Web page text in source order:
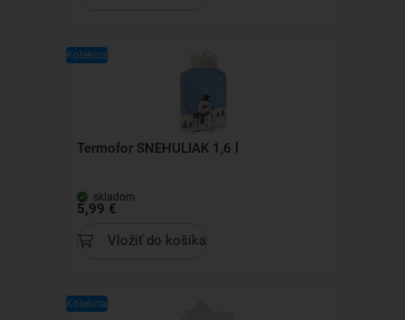
Kolekcia
Termofor SNEHULIAK 1,6 l
skladom
5,99 €
Vložiť do košíka
Kolekcia